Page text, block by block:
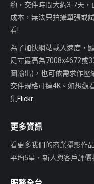
約，交件時間大約3-7天
成本，無法只拍攝單張或
看!
為了加快網站載入速度，
尺寸最高為7008x4672或
圖輸出)，也可依需求作
交件規格可達4K。如想觀
集Flickr.
更多資訊
看更多我們的商業攝影作品
平均5星，新人與客戶評價